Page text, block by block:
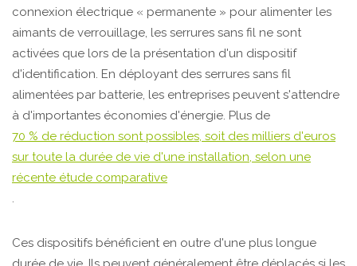
connexion électrique « permanente » pour alimenter les
aimants de verrouillage, les serrures sans fil ne sont
activées que lors de la présentation d'un dispositif
d'identification. En déployant des serrures sans fil
alimentées par batterie, les entreprises peuvent s'attendre
à d'importantes économies d'énergie. Plus de
70 % de réduction sont possibles, soit des milliers d'euros
sur toute la durée de vie d'une installation, selon une
récente étude comparative
.
Ces dispositifs bénéficient en outre d'une plus longue